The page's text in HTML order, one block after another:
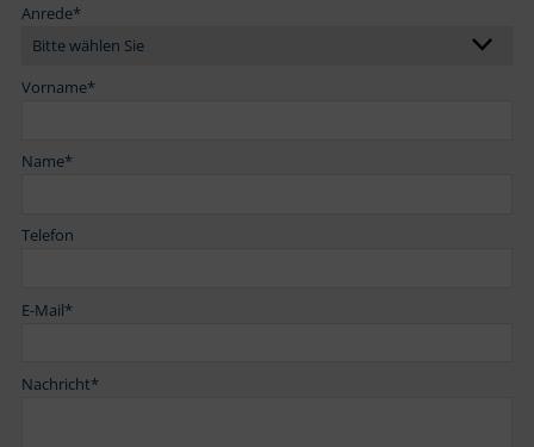
Anrede*
Vorname*
Name*
Telefon
E-Mail*
Nachricht*